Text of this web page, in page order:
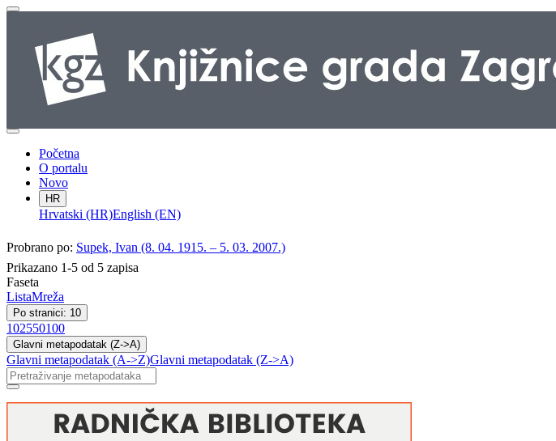
Početna
O portalu
Novo
HR
Hrvatski (HR)English (EN)
Probrano po: Supek, Ivan (8. 04. 1915. – 5. 03. 2007.)
Prikazano 1-5 od 5 zapisa
Faseta
ListaMreža
Po stranici: 10
102550100
Glavni metapodatak (Z->A)
Glavni metapodatak (A->Z)Glavni metapodatak (Z->A)